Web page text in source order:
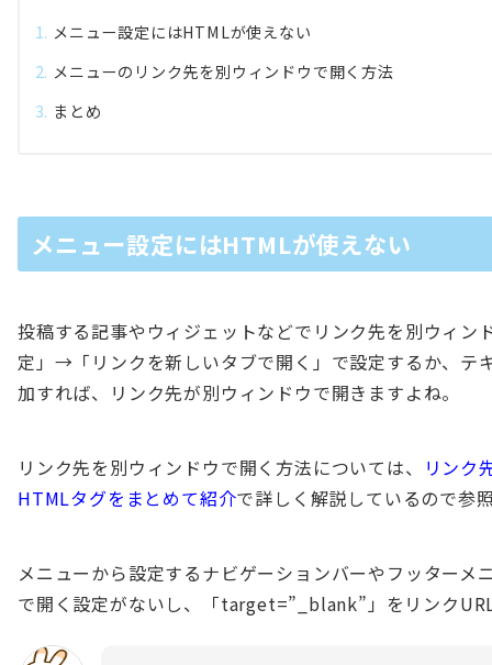
メニュー設定にはHTMLが使えない
メニューのリンク先を別ウィンドウで開く方法
まとめ
メニュー設定にはHTMLが使えない
投稿する記事やウィジェットなどでリンク先を別ウィン
定」→「リンクを新しいタブで開く」で設定するか、
加すれば、リンク先が別ウィンドウで開きますよね。
リンク先を別ウィンドウで開く方法については、 リンク
HTMLタグをまとめて紹介で詳しく解説しているので参
メニューから設定するナビゲーションバーやフッター
で開く設定がないし、「target=”_blank”」をリンク